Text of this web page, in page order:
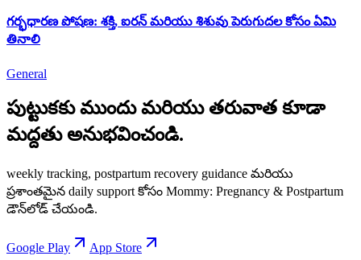
గర్భధారణ పోషణ: శక్తి, ఐరన్ మరియు శిశువు పెరుగుదల కోసం ఏమి
తినాలి
General
పుట్టుకకు ముందు మరియు తరువాత కూడా
మద్దతు అనుభవించండి.
weekly tracking, postpartum recovery guidance మరియు
ప్రశాంతమైన daily support కోసం Mommy: Pregnancy & Postpartum
డౌన్‌లోడ్ చేయండి.
Google Play
App Store